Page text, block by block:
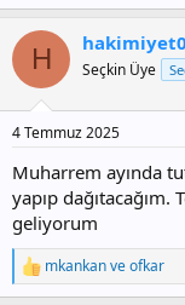
H Seçkin Üye
4 Temmuz 2025
Muharrem ayında
yapıp
geliyorum
T
e
mkankanveofkar